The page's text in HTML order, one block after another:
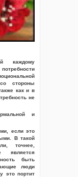
каждому
стороны
как и в
не
и
если это
В такой
точнее,
является
быть
люди
это портит